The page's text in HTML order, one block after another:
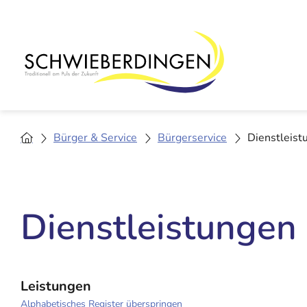
Bürger & Service Bürgerservice
Dienstleistungen
Leistungen
Alphabetisches Register überspringen